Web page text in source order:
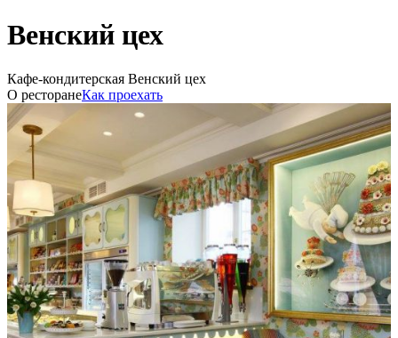
Венский цех
Кафе-кондитерская Венский цех
О ресторанеКак проехать